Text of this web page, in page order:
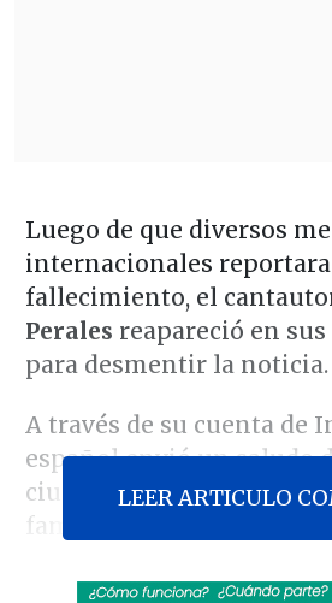
Luego de que diversos
internacionales
fallecimiento, el
Perales reapareció en
para desmentir la noticia.
A través de su cuenta de
español envió un saludo
ciudad donde se
familia disfrutando de sus
LEER ARTICULO